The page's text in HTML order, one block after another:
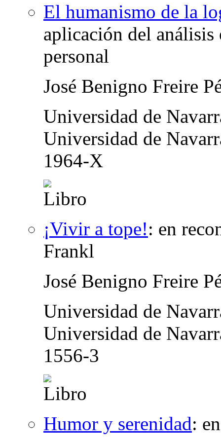
El humanismo de la
aplicación del
personal
José Benigno Freire
Universidad de
Universidad de
1964-X
¡Vivir a tope!: en
Frankl
José Benigno Freire
Universidad de
Universidad de
1556-3
Humor y serenidad: